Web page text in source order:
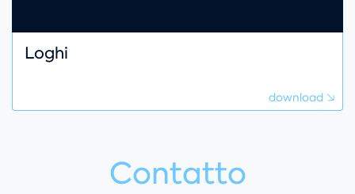
Loghi
download
Contatto